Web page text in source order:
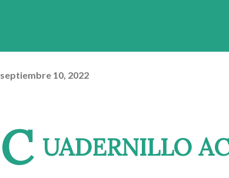
septiembre 10, 2022
C UADERNILLO